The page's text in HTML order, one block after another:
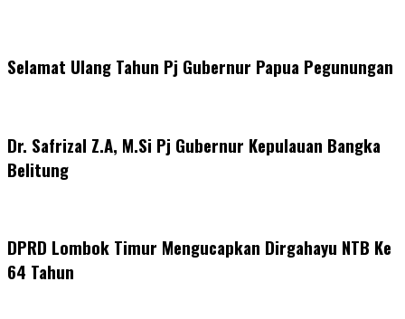
Selamat Ulang Tahun Pj Gubernur Papua Pegunungan
Dr. Safrizal Z.A, M.Si Pj Gubernur Kepulauan Bangka
Belitung
DPRD Lombok Timur Mengucapkan Dirgahayu NTB Ke
64 Tahun